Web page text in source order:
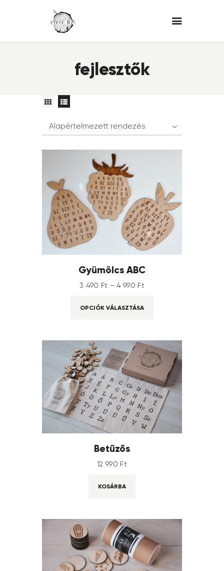
fejlesztők
Gyümölcs ABC
3 490 Ft – 4 990 Ft
OPCIÓK VÁLASZTÁSA
Betűzős
12 990 Ft
KOSÁRBA